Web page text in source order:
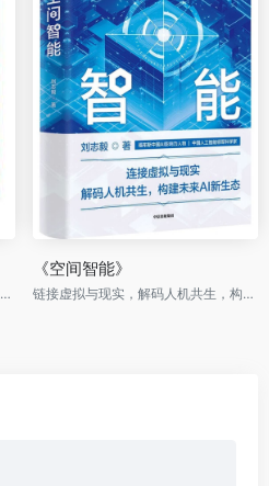
全面介绍了人工智能基础知识，涵盖机器学习、深度学习的基本理论和实践操作
《空间智能》
链接虚拟与现实，解码人机共生，构建未来AI新生态